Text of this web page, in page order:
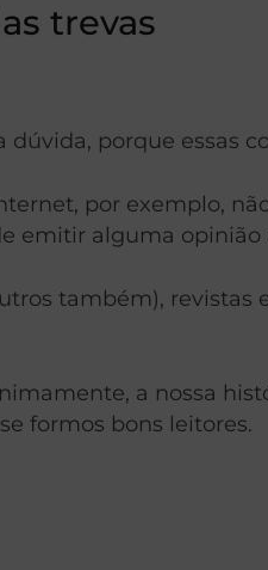
trevas
porque essas
por exemplo,
emitir alguma opinião
também),
a nossa
formos bons leitores.